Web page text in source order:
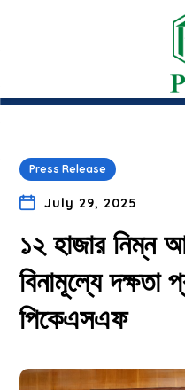
Press Release
July 29, 2025
১২ হাজার নিম্ন
বিনামূল্যে দক্ষতা
পিকেএসএফ